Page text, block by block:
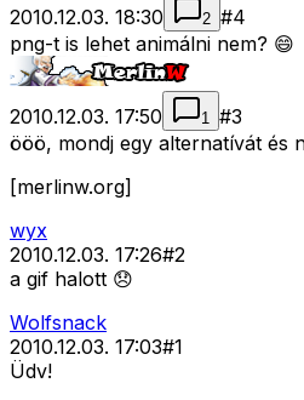
2010.12.03. 18:30 2 #4
png-t is lehet animálni nem? 😄
2010.12.03. 17:50 1 #3
ööö, mondj egy alternatívát és
[merlinw.org]
wyx
2010.12.03. 17:26#2
a gif halott 😞
Wolfsnack
2010.12.03. 17:03#1
Üdv!